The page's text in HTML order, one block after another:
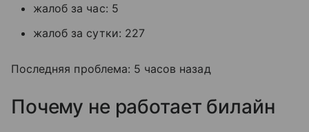
жалоб за час: 5
жалоб за сутки: 227
Последняя проблема: 5 часов назад
Почему не работает билайн